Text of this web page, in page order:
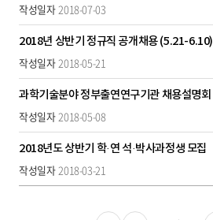
회
수
2018-07-03
2018년 상반기 정규직 공개채용 (5.21-6.10)
2018-05-21
과학기술분야 정부출연연구기관 채용설명회
2018-05-08
2018년도 상반기 학·연 석·박사과정생 모집
2018-03-21